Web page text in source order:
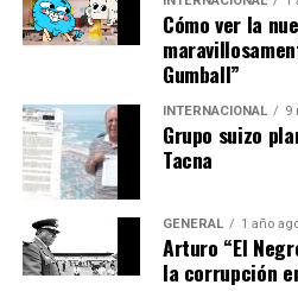
afirmó Marie
analista de
Universidad de
Además, algunos países han
posibilidad de reactivar plantas
como una solución a corto
preocupaciones ambientales y
conlleva.
Cómo ver la
Gumball”
INTERNACIONAL 9
Grupo suizo
Tacna
GENERAL 1 año
Arturo “El
la corrupción